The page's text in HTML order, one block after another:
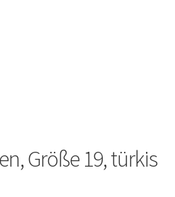
Größe 19, türkis